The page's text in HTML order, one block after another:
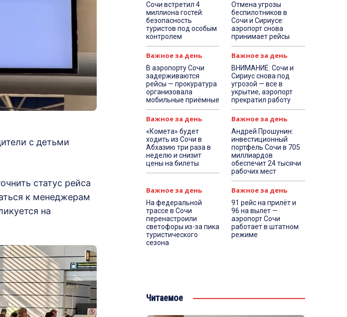
с детьми
статус рейса
к менеджерам
на
Сочи встретил 4
миллиона гостей:
безопасность
туристов под особым
контролем
Отмена угрозы
беспилотников в
Сочи и Сириусе:
аэропорт снова
принимает рейсы
Важное за день
В аэропорту Сочи
задерживаются
рейсы — прокуратура
организовала
мобильные приёмные
Важное за день
ВНИМАНИЕ: Сочи и
Сириус снова под
угрозой — все в
укрытие, аэропорт
прекратил работу
Важное за день
«Комета» будет
ходить из Сочи в
Абхазию три раза в
неделю и снизит
цены на билеты
Важное за день
Андрей Прошунин:
инвестиционный
портфель Сочи в 705
миллиардов
обеспечит 24 тысячи
рабочих мест
Важное за день
На федеральной
трассе в Сочи
перенастроили
светофоры из-за пика
туристического
сезона
Важное за день
91 рейс на прилёт и
96 на вылет —
аэропорт Сочи
работает в штатном
режиме
Читаемое